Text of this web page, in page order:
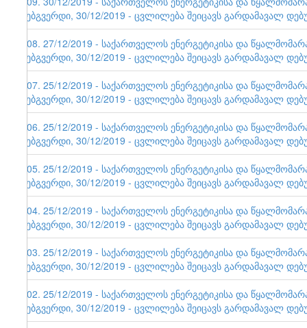
ვებგვერდი, 30/12/2019 - ცვლილება შეიცავს გარდამავალ
108. 27/12/2019 - საქართველოს ენერგეტიკისა და
ვებგვერდი, 30/12/2019 - ცვლილება შეიცავს გარდამავალ
107. 25/12/2019 - საქართველოს ენერგეტიკისა და
ვებგვერდი, 30/12/2019 - ცვლილება შეიცავს გარდამავალ
106. 25/12/2019 - საქართველოს ენერგეტიკისა და
ვებგვერდი, 30/12/2019 - ცვლილება შეიცავს გარდამავალ
105. 25/12/2019 - საქართველოს ენერგეტიკისა და
ვებგვერდი, 30/12/2019 - ცვლილება შეიცავს გარდამავალ
104. 25/12/2019 - საქართველოს ენერგეტიკისა და
ვებგვერდი, 30/12/2019 - ცვლილება შეიცავს გარდამავალ
103. 25/12/2019 - საქართველოს ენერგეტიკისა და
ვებგვერდი, 30/12/2019 - ცვლილება შეიცავს გარდამავალ
102. 25/12/2019 - საქართველოს ენერგეტიკისა და
ვებგვერდი, 30/12/2019 - ცვლილება შეიცავს გარდამავალ